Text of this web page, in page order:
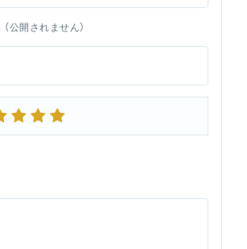
（公開されません）